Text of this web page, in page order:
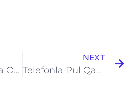
Azərbaycanda Onlayn Bank Hesabı Açmaq
NEXT
Telefonla Pul Qazanmaq. Evdən Çıxmadan Asan Pul Qazanma Yolu!